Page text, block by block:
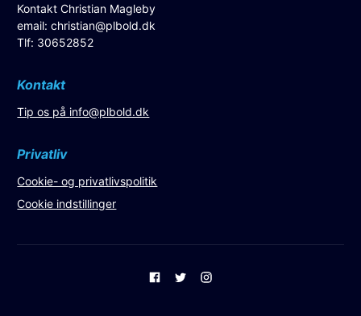
Kontakt Christian Magleby
email:christian@plbold.dk
Tlf: 30652852
Kontakt
Tip os på info@plbold.dk
Privatliv
Cookie- og privatlivspolitik
Cookie indstillinger